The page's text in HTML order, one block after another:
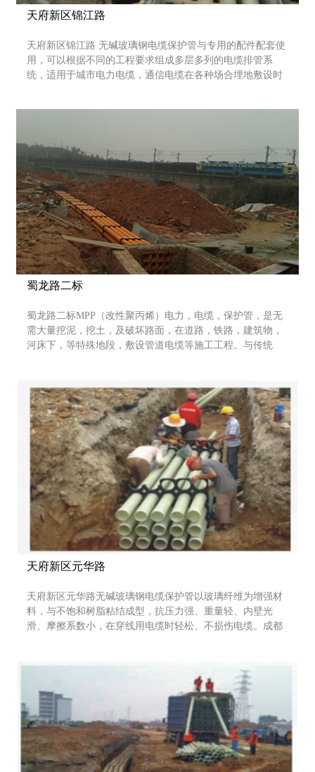
天府新区锦江路
天府新区锦江路 无碱玻璃钢电缆保护管与专用的配件配套使
用，可以根据不同的工程要求组成多层多列的电缆排管系
统，适用于城市电力电缆，通信电缆在各种场合埋地敷设时
璃纤维为增强材料，与不饱
蜀龙路二标
蜀龙路二标MPP（改性聚丙烯）电力，电缆，保护管，是无
需大量挖泥，挖土，及破坏路面，在道路，铁路，建筑物，
河床下，等特殊地段，敷设管道电缆等施工工程。与传统
民因素，这以技术还可以在一些无法实施开挖作业的地区辐
设管线，如：古籍保护区，闹市区，农作物，及农田保护
区，告诉公路，河流等。MP
天府新区元华路
天府新区元华路无碱玻璃钢电缆保护管以玻璃纤维为增强材
料，与不饱和树脂粘结成型，抗压力强、重量轻、内壁光
滑、摩擦系数小，在穿线用电缆时轻松、不损伤电缆。成都
壁管、CPVC高压电力护套管、MPP电力电缆保护管、MPP
单壁波纹管、增韧电力电缆CV环保管、HDPE单壁螺旋管、